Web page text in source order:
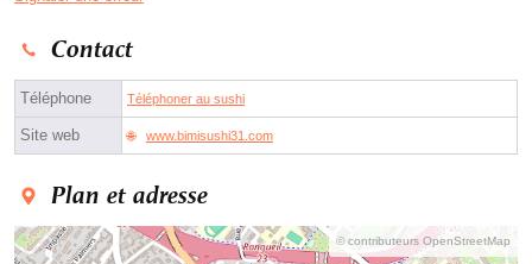
Contact
Téléphone Téléphoner au sushi
Site web www.bimisushi31.com
Plan et adresse
© contributeurs OpenStreetMap